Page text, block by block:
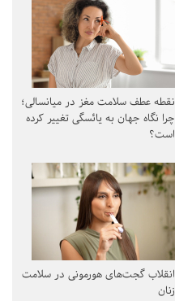
نقطه عطف سلامت مغز در میانسالی؛
چرا نگاه جهان به یائسگی تغییر کرده
است؟
انقلاب گجت‌های هورمونی در سلامت
زنان